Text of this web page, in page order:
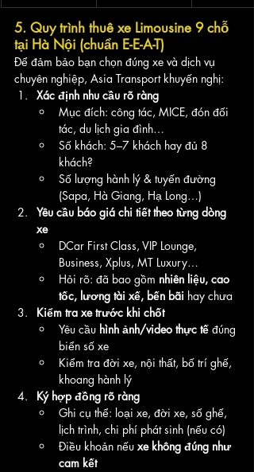
5. Quy trình thuê xe Limousine 9 chỗ
tại Hà Nội (chuẩn E-E-A-T)
Để đảm bảo bạn chọn đúng xe và dịch vụ
chuyên nghiệp, Asia Transport khuyến nghị:
Xác định nhu cầu rõ ràng
Mục đích: công tác, MICE, đón đối
tác, du lịch gia đình…
Số khách: 5–7 khách hay đủ 8
khách?
Số lượng hành lý & tuyến đường
(Sapa, Hà Giang, Hạ Long…)
Yêu cầu báo giá chi tiết theo từng dòng
xe
DCar First Class, VIP Lounge,
Business, Xplus, MT Luxury…
Hỏi rõ: đã bao gồm nhiên liệu, cao
tốc, lương tài xế, bến bãi hay chưa
Kiểm tra xe trước khi chốt
Yêu cầu hình ảnh/video thực tế đúng
biển số xe
Kiểm tra đời xe, nội thất, bố trí ghế,
khoang hành lý
Ký hợp đồng rõ ràng
Ghi cụ thể: loại xe, đời xe, số ghế,
lịch trình, chi phí phát sinh (nếu có)
Điều khoản nếu xe không đúng như
cam kết